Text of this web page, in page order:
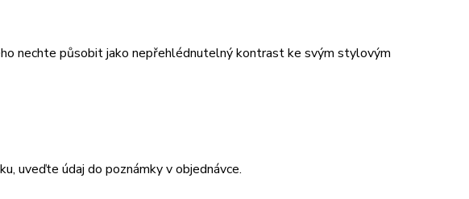
nechte působit jako nepřehlédnutelný kontrast ke svým stylovým
uveďte údaj do poznámky v objednávce.